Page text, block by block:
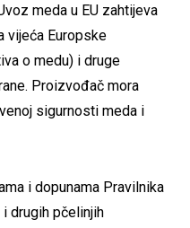
meda u EU zahtijeva
vijeća Europske
o medu) i druge
Proizvođač mora
sigurnosti meda i
i dopunama Pravilnika
drugih pčelinjih